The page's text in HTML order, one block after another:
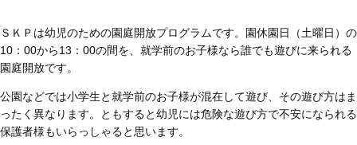
ＳＫＰは幼児のための園庭開放プログラムです。園休園日（土曜日）の
10：00から13：00の間を、就学前のお子様なら誰でも遊びに来られる
園庭開放です。
公園などでは小学生と就学前のお子様が混在して遊び、その遊び方はま
ったく異なります。ともすると幼児には危険な遊び方で不安になられる
保護者様もいらっしゃると思います。